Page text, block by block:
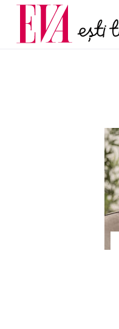
Carieră
Actualitate